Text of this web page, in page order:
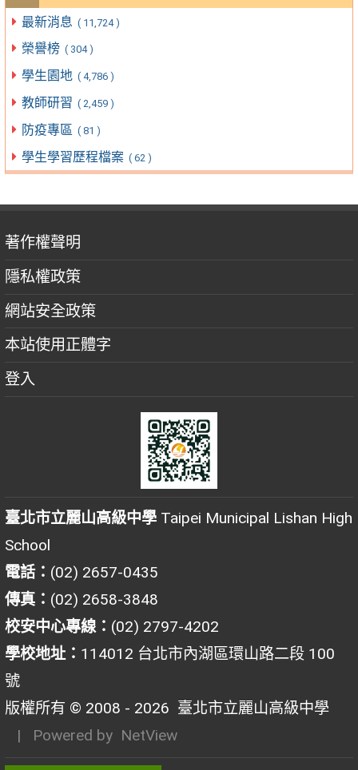
最新消息 ( 11,724 )
榮譽榜 ( 304 )
學生園地 ( 4,786 )
教師研習 ( 2,459 )
防疫專區 ( 81 )
學生學習歷程檔案 ( 62 )
著作權聲明
隱私權政策
網站安全政策
本站使用正體字
登入
臺北市立麗山高級中學 Taipei Municipal Lishan High
School
電話： (02) 2657-0435
傳真： (02) 2658-3848
校安中心專線： (02) 2797-4202
學校地址： 114012 台北市內湖區環山路二段 100
號
版權所有 © 2008 - 2026 臺北市立麗山高級中學
| Powered by NetView